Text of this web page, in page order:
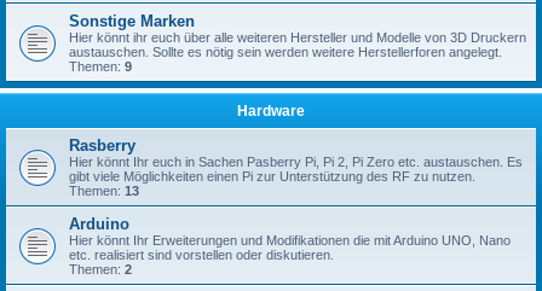
Sonstige Marken
Hier könnt ihr euch über alle weiteren Hersteller und Modelle von 3D Druckern
austauschen. Sollte es nötig sein werden weitere Herstellerforen angelegt.
Themen: 9
Hardware
Rasberry
Hier könnt Ihr euch in Sachen Pasberry Pi, Pi 2, Pi Zero etc. austauschen. Es
gibt viele Möglichkeiten einen Pi zur Unterstützung des RF zu nutzen.
Themen: 13
Arduino
Hier könnt Ihr Erweiterungen und Modifikationen die mit Arduino UNO, Nano
etc. realisiert sind vorstellen oder diskutieren.
Themen: 2